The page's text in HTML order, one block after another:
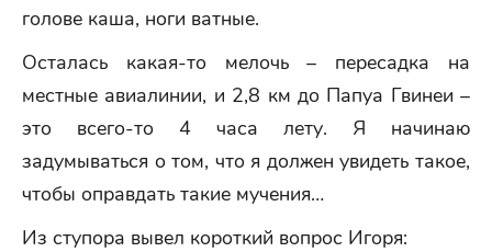
голове каша, ноги ватные.
Осталась какая-то мелочь – пересадка на
местные авиалинии, и 2,8 км до Папуа Гвинеи –
это всего-то 4 часа лету. Я начинаю
задумываться о том, что я должен увидеть такое,
чтобы оправдать такие мучения…
Из ступора вывел короткий вопрос Игоря: